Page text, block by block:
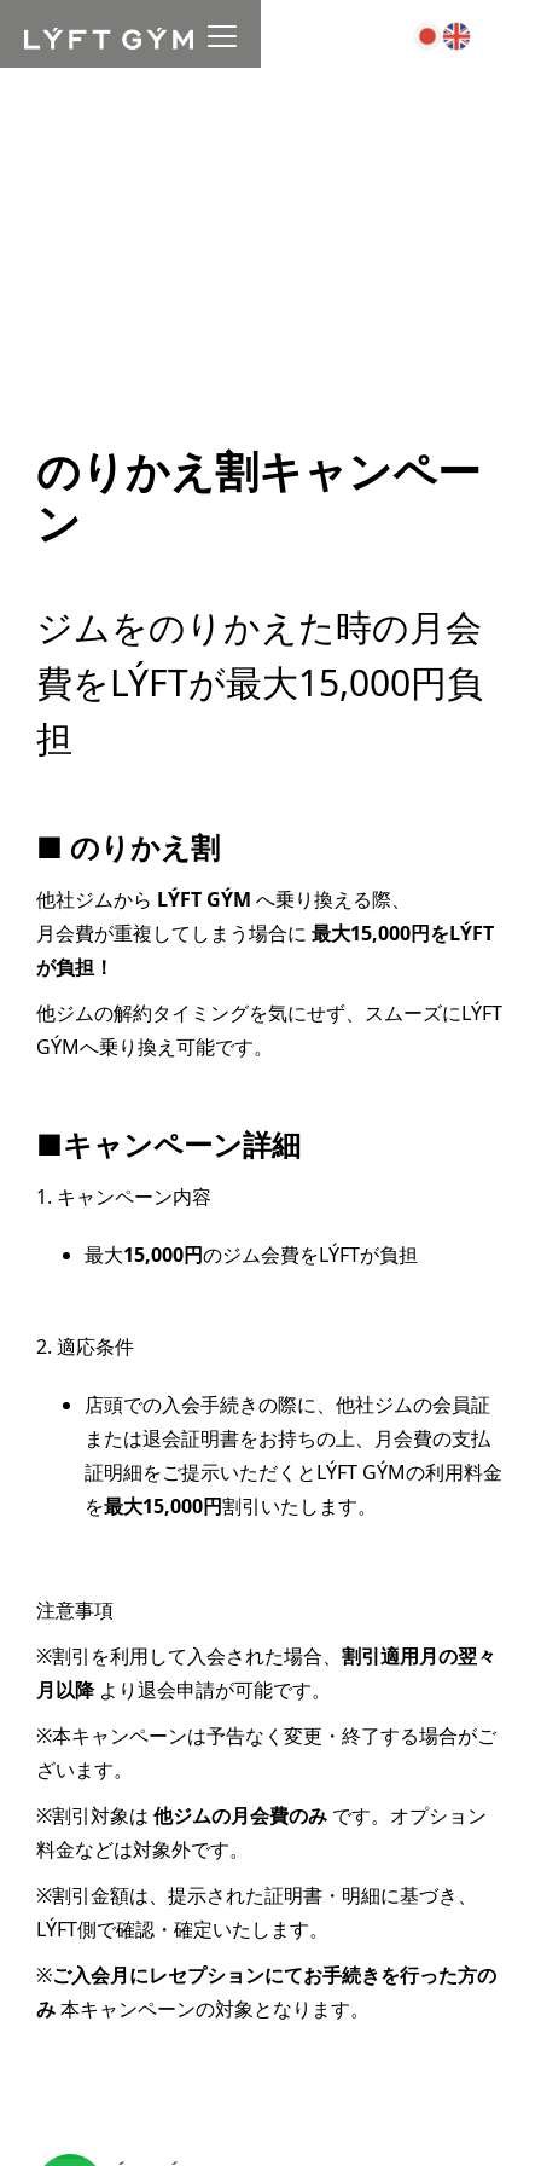
のりかえ割キャンペー
ン
ジムをのりかえた時の月会
費をLÝFTが最大15,000円負
担
■ のりかえ割
他社ジムから LÝFT GÝM へ乗り換える際、
月会費が重複してしまう場合に 最大15,000円をLÝFT
が負担！
他ジムの解約タイミングを気にせず、スムーズにLÝFT
GÝMへ乗り換え可能です。
■キャンペーン詳細
1. キャンペーン内容
最大15,000円のジム会費をLÝFTが負担
2. 適応条件
店頭での入会手続きの際に、他社ジムの会員証
または退会証明書をお持ちの上、月会費の支払
証明細をご提示いただくとLÝFT GÝMの利用料金
を最大15,000円割引いたします。
注意事項
※割引を利用して入会された場合、 割引適用月の翌々
月以降より退会申請が可能です。
※本キャンペーンは予告なく変更・終了する場合がご
ざいます。
※割引対象は 他ジムの月会費のみ です。オプション
料金などは対象外です。
※割引金額は、提示された証明書・明細に基づき、
LÝFT側で確認・確定いたします。
※ご入会月にレセプションにてお手続きを行った方の
み本キャンペーンの対象となります。